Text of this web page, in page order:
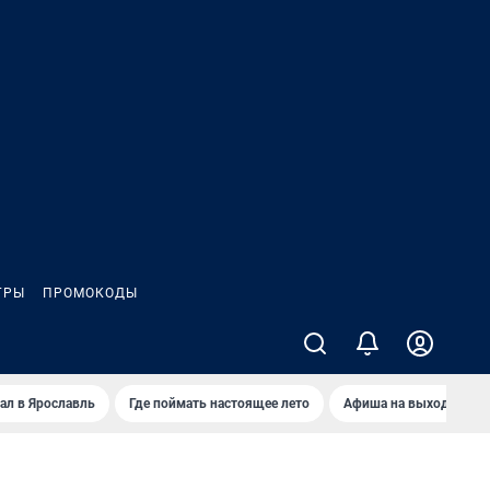
ПРОМОКОДЫ
в Ярославль Где поймать настоящее лето Афиша на выходные